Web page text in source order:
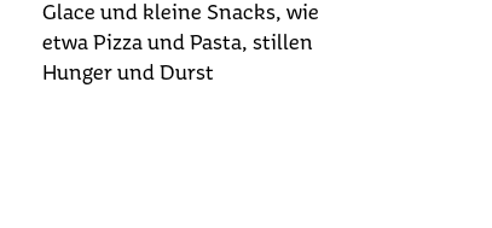
Glace und kleine Snacks, wie
etwa Pizza und Pasta, stillen
Hunger und Durst